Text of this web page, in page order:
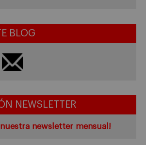
BLOG
NEWSLETTER
newsletter mensual!